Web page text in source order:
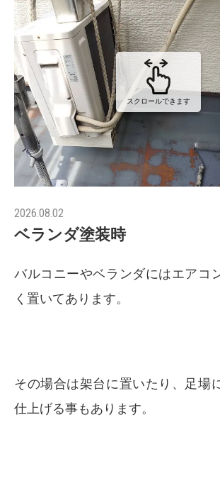
スクロールできます
2026.08.02
ベランダ塗装時
バルコニーやベランダにはエアコ
く置いてあります。
その場合は架台に置いたり、足場
仕上げる事もあります。